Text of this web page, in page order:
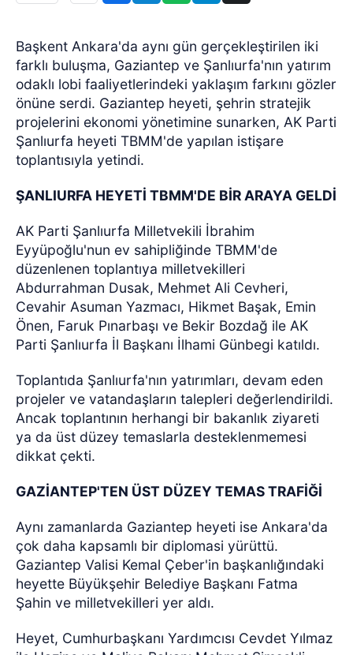
Başkent Ankara'da aynı gün gerçekleştirilen iki
farklı buluşma, Gaziantep ve Şanlıurfa'nın yatırım
odaklı lobi faaliyetlerindeki yaklaşım farkını gözler
önüne serdi. Gaziantep heyeti, şehrin stratejik
projelerini ekonomi yönetimine sunarken, AK Parti
Şanlıurfa heyeti TBMM'de yapılan istişare
toplantısıyla yetindi.
ŞANLIURFA HEYETİ TBMM'DE BİR ARAYA GELDİ
AK Parti Şanlıurfa Milletvekili İbrahim
Eyyüpoğlu'nun ev sahipliğinde TBMM'de
düzenlenen toplantıya milletvekilleri
Abdurrahman Dusak, Mehmet Ali Cevheri,
Cevahir Asuman Yazmacı, Hikmet Başak, Emin
Önen, Faruk Pınarbaşı ve Bekir Bozdağ ile AK
Parti Şanlıurfa İl Başkanı İlhami Günbegi katıldı.
Toplantıda Şanlıurfa'nın yatırımları, devam eden
projeler ve vatandaşların talepleri değerlendirildi.
Ancak toplantının herhangi bir bakanlık ziyareti
ya da üst düzey temaslarla desteklenmemesi
dikkat çekti.
GAZİANTEP'TEN ÜST DÜZEY TEMAS TRAFİĞİ
Aynı zamanlarda Gaziantep heyeti ise Ankara'da
çok daha kapsamlı bir diplomasi yürüttü.
Gaziantep Valisi Kemal Çeber'in başkanlığındaki
heyette Büyükşehir Belediye Başkanı Fatma
Şahin ve milletvekilleri yer aldı.
Heyet, Cumhurbaşkanı Yardımcısı Cevdet Yılmaz